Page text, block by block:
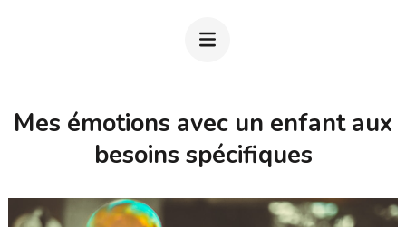
Mes émotions avec un enfant aux
besoins spécifiques